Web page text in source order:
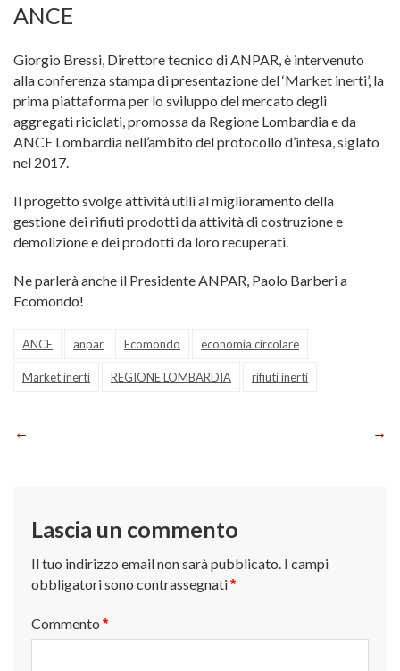
ANCE
Giorgio Bressi, Direttore tecnico di ANPAR, è intervenuto
alla conferenza stampa di presentazione del ‘Market inerti’, la
prima piattaforma per lo sviluppo del mercato degli
aggregati riciclati, promossa da Regione Lombardia e da
ANCE Lombardia nell’ambito del protocollo d’intesa, siglato
nel 2017.
Il progetto svolge attività utili al miglioramento della
gestione dei rifiuti prodotti da attività di costruzione e
demolizione e dei prodotti da loro recuperati.
Ne parlerà anche il Presidente ANPAR, Paolo Barberi a
Ecomondo!
ANCE anpar Ecomondo economia circolare
Market inerti REGIONE LOMBARDIA rifiuti inerti
Navigazione
Lascia un commento
Il tuo indirizzo email non sarà pubblicato. I campi
obbligatori sono contrassegnati*
Commento *